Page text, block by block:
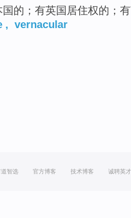
国的；有英国居住权的；
, vernacular
智选 官方博客 技术博客 诚聘英才